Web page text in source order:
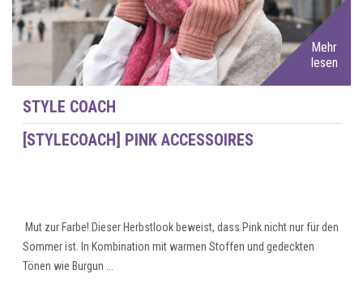
Mehr
lesen
STYLE COACH
[STYLECOACH] PINK ACCESSOIRES
Mut zur Farbe! Dieser Herbstlook beweist, dass Pink nicht nur für den
Sommer ist. In Kombination mit warmen Stoffen und gedeckten
Tönen wie Burgun ...